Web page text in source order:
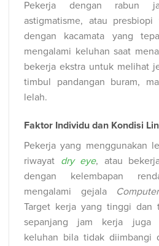
Pekerja dengan rabun
astigmatisme, atau
dengan kacamata yang
mengalami keluhan saat
bekerja ekstra untuk melihat
timbul pandangan buram,
lelah.
Faktor Individu dan Kondisi
Pekerja yang menggunakan
riwayat dry eye, atau
dengan kelembapan
mengalami gejala
Target kerja yang tinggi dan
sepanjang jam kerja juga
keluhan bila tidak diimbangi